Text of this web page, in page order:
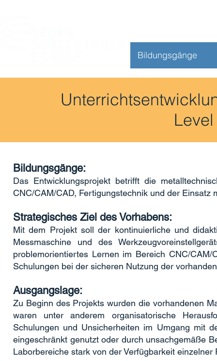
Bildungsgänge
Bildungsgänge:
Das Entwicklungsprojekt betrifft die
CNC/CAM/CAD, Fertigungstechnik und der
Strategisches Ziel des Vorhabens:
Mit dem Projekt soll der kontinuierliche und
Messmaschine und des
problemorientiertes Lernen im Bereich CNC/
Schulungen bei der sicheren Nutzung der
Ausgangslage:
Zu Beginn des Projekts wurden die vorhandenen
waren unter anderem organisatorische
Schulungen und Unsicherheiten im Umgang mit
eingeschränkt genutzt oder durch unsachgemäße
Laborbereiche stark von der Verfügbarkeit einzelner